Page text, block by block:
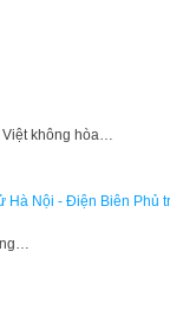
Việt không hòa…
Hà Nội - Điện Biên Phủ